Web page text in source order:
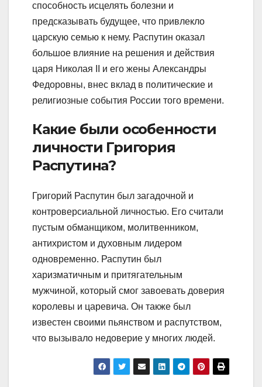
способность исцелять болезни и
предсказывать будущее, что привлекло
царскую семью к нему. Распутин оказал
большое влияние на решения и действия
царя Николая II и его жены Александры
Федоровны, внес вклад в политические и
религиозные события России того времени.
Какие были особенности
личности Григория
Распутина?
Григорий Распутин был загадочной и
контроверсиальной личностью. Его считали
пустым обманщиком, молитвенником,
антихристом и духовным лидером
одновременно. Распутин был
харизматичным и притягательным
мужчиной, который смог завоевать доверия
королевы и царевича. Он также был
известен своими пьянством и распутством,
что вызывало недоверие у многих людей.